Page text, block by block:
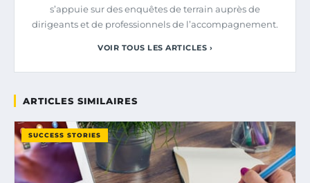
s’appuie sur des enquêtes de terrain auprès de
dirigeants et de professionnels de l’accompagnement.
VOIR TOUS LES ARTICLES ›
ARTICLES SIMILAIRES
SUCCESS STORIES